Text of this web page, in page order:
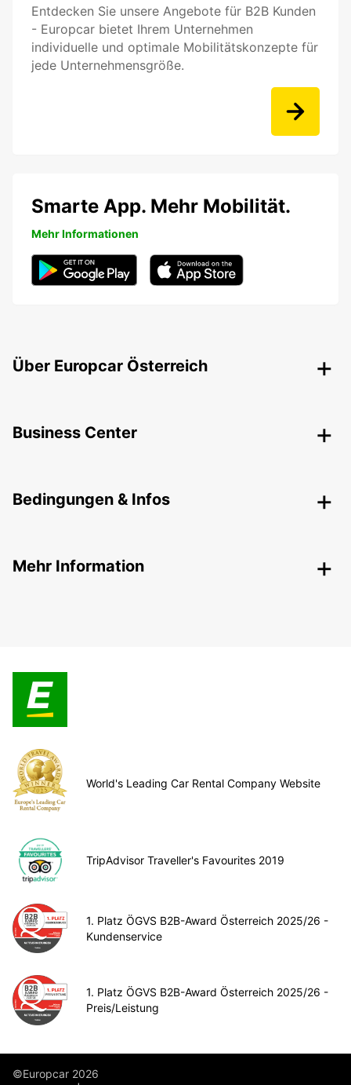
Entdecken Sie unsere Angebote für B2B Kunden
- Europcar bietet Ihrem Unternehmen
individuelle und optimale Mobilitätskonzepte für
jede Unternehmensgröße.
Smarte App. Mehr Mobilität.
Mehr Informationen
Über Europcar Österreich
Business Center
Bedingungen & Infos
Mehr Information
World's Leading Car Rental Company Website
TripAdvisor Traveller's Favourites 2019
1. Platz ÖGVS B2B-Award Österreich 2025/26 -
Kundenservice
1. Platz ÖGVS B2B-Award Österreich 2025/26 -
Preis/Leistung
©Europcar 2026